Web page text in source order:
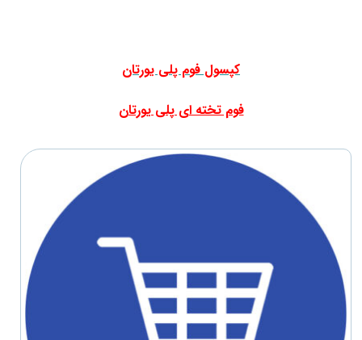
کپسول فوم پلی یورتان
فوم تخته ای پلی یورتان